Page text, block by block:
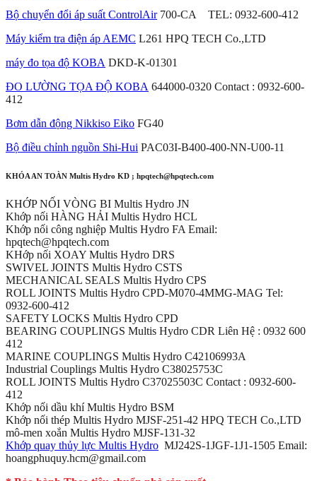
Bộ chuyển đổi áp suất ControlAir700-CA TEL: 0932-600-412
Máy kiểm tra điện áp AEMC L261 HPQ TECH Co.,LTD
máy đo tọa độ KOBA DKD-K-01301
ĐO LƯỜNG TỌA ĐỘ KOBA 644000-0320 Contact : 0932-600-
412
Bơm dẫn động Nikkiso Eiko FG40
Bộ điều chỉnh nguồn Shi-Hui PAC03I-B400-400-NN-U00-11
KHÓA AN TOÀN Multis Hydro KD ; hpqtech@hpqtech.com
KHỚP NỐI VÒNG BI Multis Hydro JN
Khớp nối HÀNG HẢI Multis Hydro HCL
Khớp nối công nghiệp Multis Hydro FA Email:
hpqtech@hpqtech.com
KHớp nối XOAY Multis Hydro DRS
SWIVEL JOINTS Multis Hydro CSTS
MECHANICAL SEALS Multis Hydro CPS
ROLL JOINTS Multis Hydro CPD-M070-4MMG-MAG Tel:
0932-600-412
SAFETY LOCKS Multis Hydro CPD
BEARING COUPLINGS Multis Hydro CDR Liên Hệ : 0932 600
412
MARINE COUPLINGS Multis Hydro C42106993A
Industrial Couplings Multis Hydro C38025753C
ROLL JOINTS Multis Hydro C37025503C Contact : 0932-600-
412
Khớp nối dầu khí Multis Hydro BSM
Khớp nối thép Multis Hydro MJSF-251-42 HPQ TECH Co.,LTD
mô-men xoắn Multis Hydro MJSF-131-32
Khớp quay thủy lực Multis Hydro MJ242S-1JGF-1J1-1505 Email:
hoangphuquy.hcm@gmail.com